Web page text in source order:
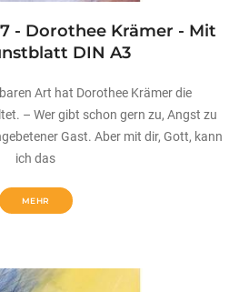
- Dorothee Krämer - Mit
DIN A3
Art hat Dorothee Krämer die
– Wer gibt schon gern zu, Angst zu
Gast. Aber mit dir, Gott, kann
ich das
MEHR